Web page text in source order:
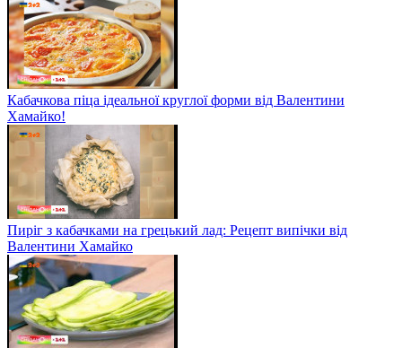
Кабачкова піца ідеальної круглої форми від Валентини
Хамайко!
Пиріг з кабачками на грецький лад: Рецепт випічки від
Валентини Хамайко